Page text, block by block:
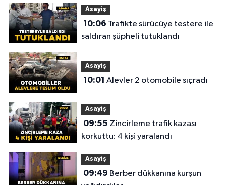
Asayiş
10:06
saldıran şüpheli tutuklandı
Asayiş
10:01 Alevler 2 otomobile sıçradı
Asayiş
09:55
korkuttu: 4 kişi yaralandı
Asayiş
09:49